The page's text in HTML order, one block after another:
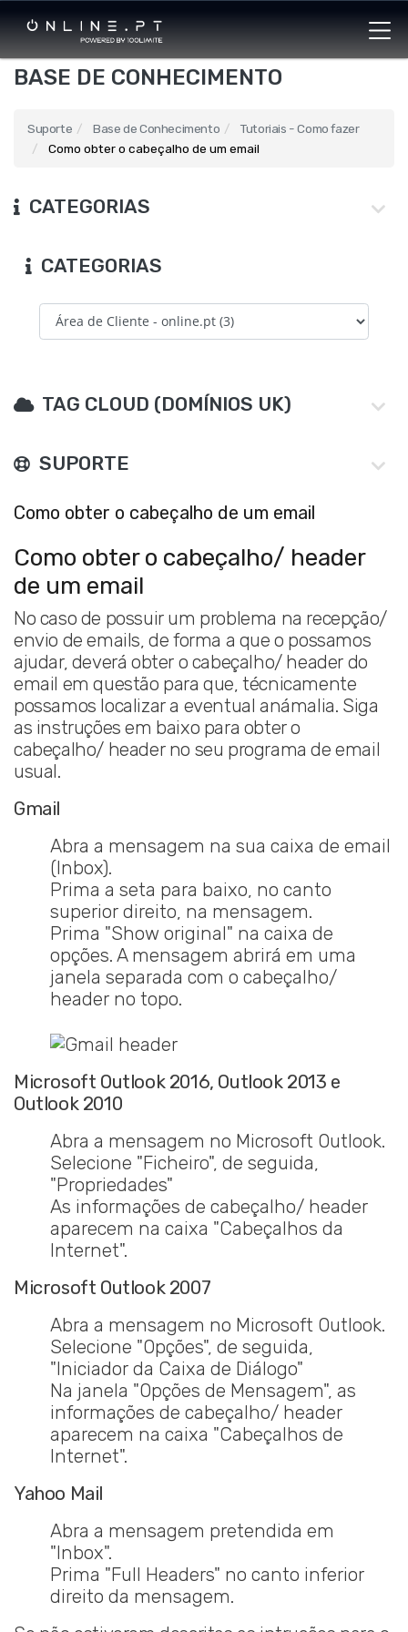
BASE DE CONHECIMENTO
Suporte Base de Conhecimento
Tutoriais - Como fazer
Como obter o cabeçalho de um email
CATEGORIAS
CATEGORIAS
TAG CLOUD (DOMÍNIOS UK)
SUPORTE
Como obter o cabeçalho de um email
Como obter o cabeçalho/ header
de um email
No caso de possuir um problema na recepção/
envio de emails, de forma a que o possamos
ajudar, deverá obter o cabeçalho/ header do
email em questão para que, técnicamente
possamos localizar a eventual anámalia. Siga
as instruções em baixo para obter o
cabeçalho/ header no seu programa de email
usual.
Gmail
Abra a mensagem na sua caixa de email
(Inbox).
Prima a seta para baixo, no canto
superior direito, na mensagem.
Prima "Show original" na caixa de
opções. A mensagem abrirá em uma
janela separada com o cabeçalho/
header no topo.
Microsoft Outlook 2016, Outlook 2013 e
Outlook 2010
Abra a mensagem no Microsoft Outlook.
Selecione "Ficheiro", de seguida,
"Propriedades"
As informações de cabeçalho/ header
aparecem na caixa "Cabeçalhos da
Internet".
Microsoft Outlook 2007
Abra a mensagem no Microsoft Outlook.
Selecione "Opções", de seguida,
"Iniciador da Caixa de Diálogo"
Na janela "Opções de Mensagem", as
informações de cabeçalho/ header
aparecem na caixa "Cabeçalhos de
Internet".
Yahoo Mail
Abra a mensagem pretendida em
"Inbox".
Prima "Full Headers" no canto inferior
direito da mensagem.